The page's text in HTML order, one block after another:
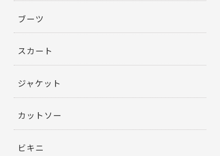
ブーツ
スカート
ジャケット
カットソー
ビキニ